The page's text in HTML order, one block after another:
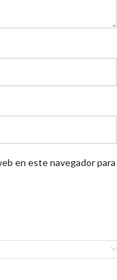
en este navegador para